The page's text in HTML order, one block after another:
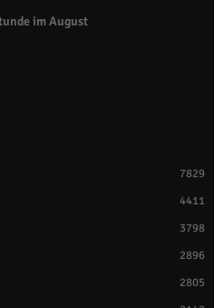
im August
7829
4411
3798
2896
2805